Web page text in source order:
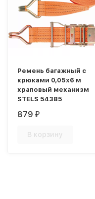
Ремень багажный с
крюками 0,05х6 м
храповый механизм
STELS 54385
879₽
В корзину